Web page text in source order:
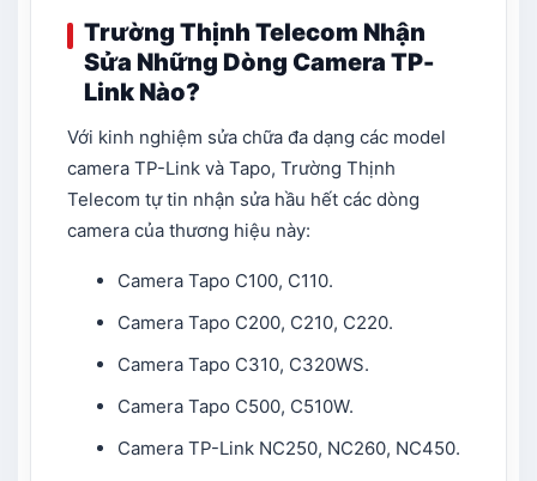
Trường Thịnh Telecom Nhận
Sửa Những Dòng Camera TP-
Link Nào?
Với kinh nghiệm sửa chữa đa dạng các model
camera TP-Link và Tapo, Trường Thịnh
Telecom tự tin nhận sửa hầu hết các dòng
camera của thương hiệu này:
Camera Tapo C100, C110.
Camera Tapo C200, C210, C220.
Camera Tapo C310, C320WS.
Camera Tapo C500, C510W.
Camera TP-Link NC250, NC260, NC450.